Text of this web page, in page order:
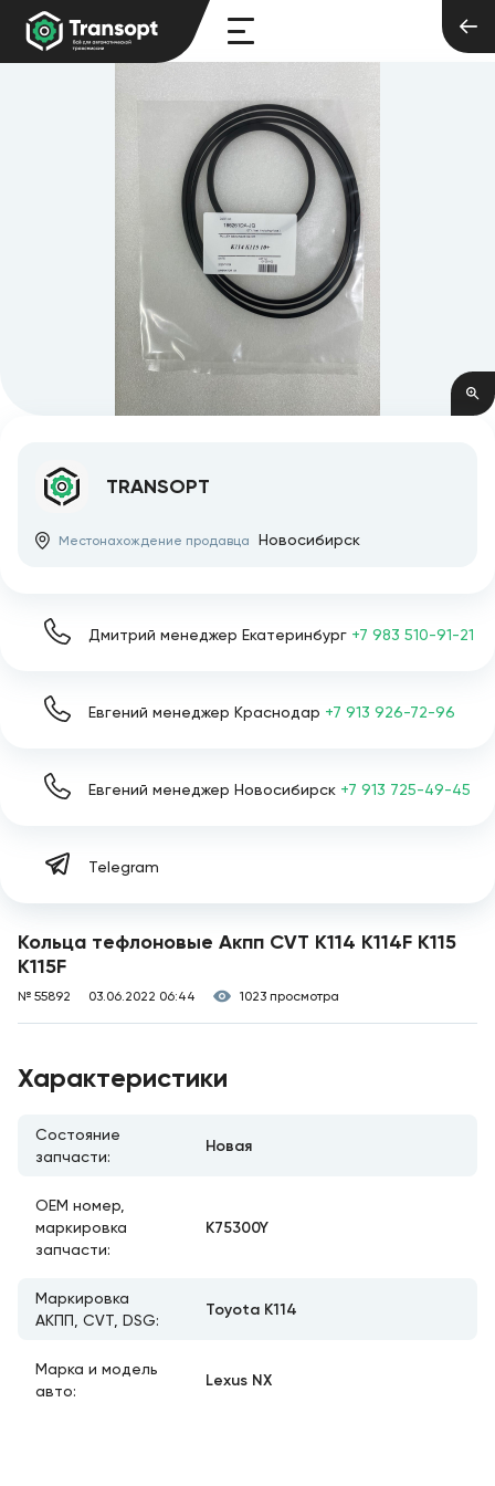
Кольца тефлоновые Акпп CVT K114 K114F K115
K115F
№ 55892 03.06.2022 06:44 1023 просмотра
Характеристики
Состояние
запчасти:
Новая
ОЕМ номер,
маркировка
запчасти:
K75300Y
Маркировка
АКПП, CVT, DSG:
Toyota K114
Марка и модель
авто:
Lexus NX
Telegram
Евгений менеджер Новосибирск +7 913 725-49-45
Евгений менеджер Краснодар +7 913 926-72-96
Дмитрий менеджер Екатеринбург +7 983 510-91-21
TRANSOPT
Местонахождение продавца Новосибирск